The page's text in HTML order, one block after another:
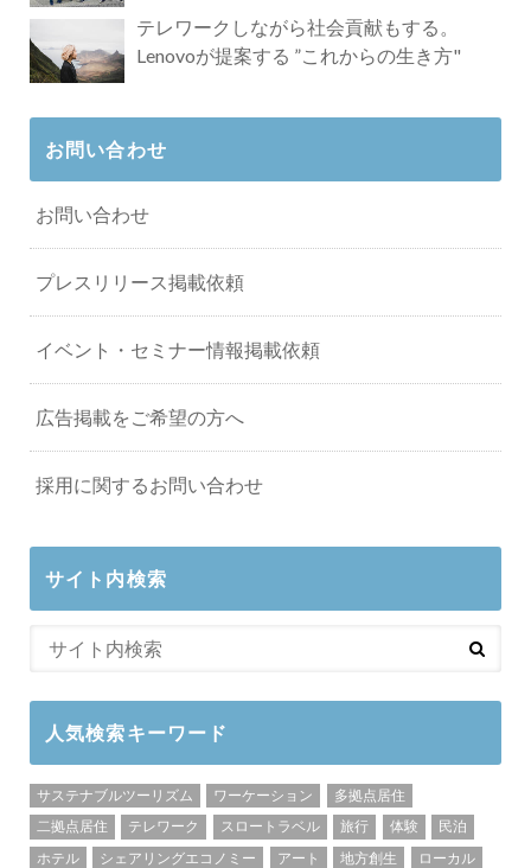
テレワークしながら社会貢献もする。
Lenovoが提案する ”これからの生き方"
お問い合わせ
お問い合わせ
プレスリリース掲載依頼
イベント・セミナー情報掲載依頼
広告掲載をご希望の方へ
採用に関するお問い合わせ
サイト内検索
人気検索キーワード
サステナブルツーリズム ワーケーション
多拠点居住
二拠点居住
テレワーク スロートラベル 旅行 体験
民泊
ホテル
シェアリングエコノミー アート 地方創生
ローカル